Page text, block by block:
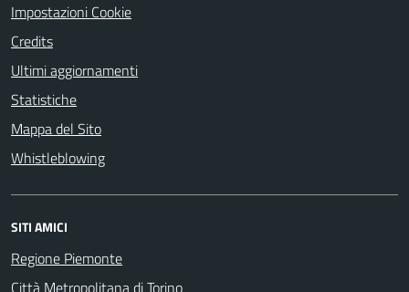
Impostazioni Cookie
Credits
Ultimi aggiornamenti
Statistiche
Mappa del Sito
Whistleblowing
SITI AMICI
Regione Piemonte
Città Metropolitana di Torino